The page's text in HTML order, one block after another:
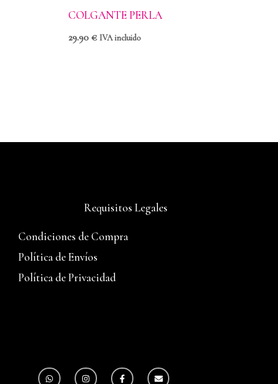
COLGANTE PERLA
29.90€ IVA incluido
Requisitos Legales
Condiciones de Compra
Política de Envíos
Política de Privacidad
W
h
I
n
F
a
E
n